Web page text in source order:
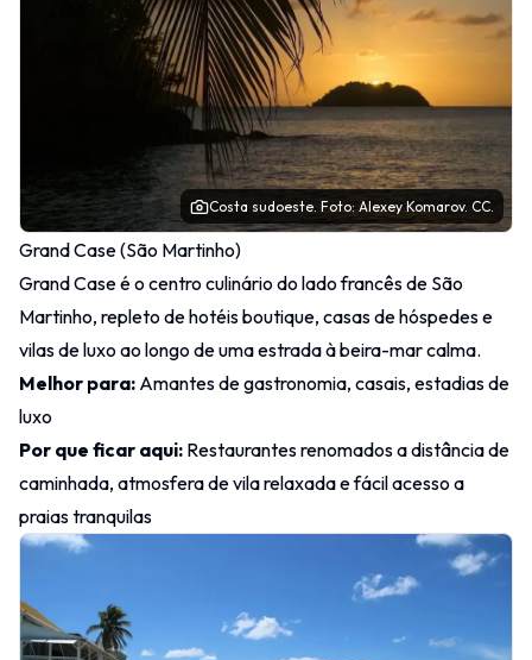
Costa sudoeste. Foto: Alexey Komarov. CC.
Grand Case (São Martinho)
Grand Case é o centro culinário do lado francês de São
Martinho, repleto de hotéis boutique, casas de hóspedes e
vilas de luxo ao longo de uma estrada à beira-mar calma.
Melhor para: Amantes de gastronomia, casais, estadias de
luxo
Por que ficar aqui: Restaurantes renomados a distância de
caminhada, atmosfera de vila relaxada e fácil acesso a
praias tranquilas